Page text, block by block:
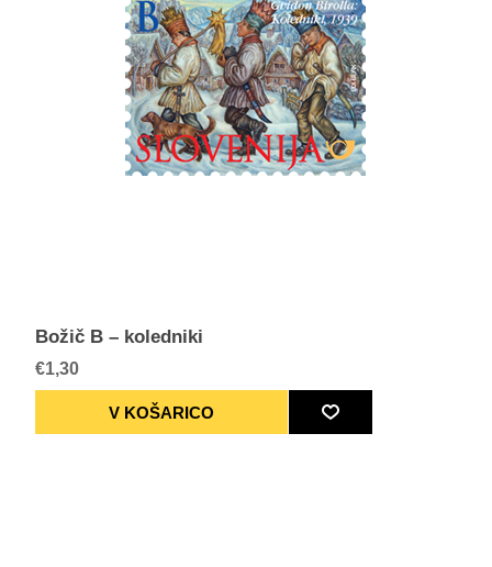
Božič B – koledniki
€1,30